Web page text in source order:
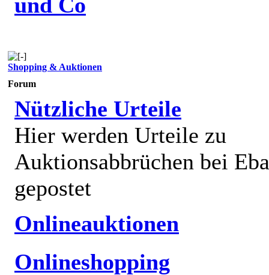
Shopping & Auktionen
Forum
Nützliche Urteile
Hier werden Urteile zu
Auktionsabbrüchen bei
gepostet
Onlineauktionen
Onlineshopping